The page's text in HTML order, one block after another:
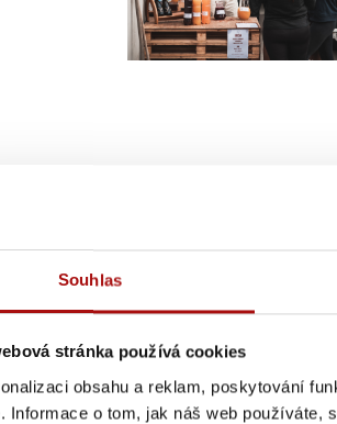
Souhlas
stránka používá cookies
obsahu a reklam, poskytování
Informace o tom, jak náš web používáte,